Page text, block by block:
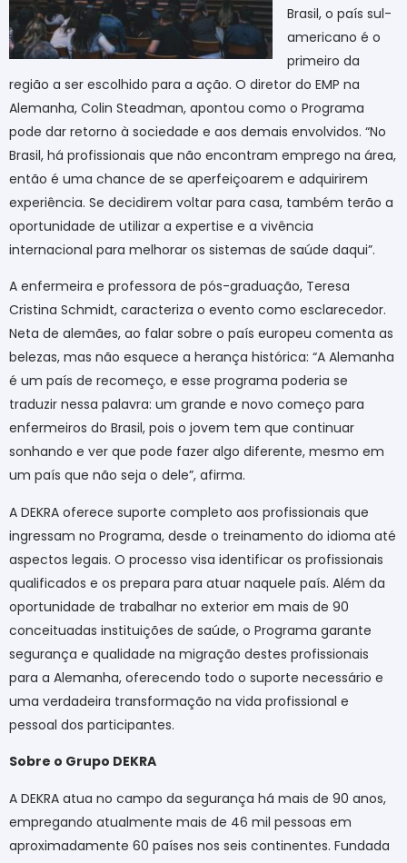
Brasil, o país sul-
americano é o
primeiro da
região a ser escolhido para a ação. O diretor do EMP na
Alemanha, Colin Steadman, apontou como o Programa
pode dar retorno à sociedade e aos demais envolvidos. “No
Brasil, há profissionais que não encontram emprego na área,
então é uma chance de se aperfeiçoarem e adquirirem
experiência. Se decidirem voltar para casa, também terão a
oportunidade de utilizar a expertise e a vivência
internacional para melhorar os sistemas de saúde daqui”.
A enfermeira e professora de pós-graduação, Teresa
Cristina Schmidt, caracteriza o evento como esclarecedor.
Neta de alemães, ao falar sobre o país europeu comenta as
belezas, mas não esquece a herança histórica: “A Alemanha
é um país de recomeço, e esse programa poderia se
traduzir nessa palavra: um grande e novo começo para
enfermeiros do Brasil, pois o jovem tem que continuar
sonhando e ver que pode fazer algo diferente, mesmo em
um país que não seja o dele”, afirma.
A DEKRA oferece suporte completo aos profissionais que
ingressam no Programa, desde o treinamento do idioma até
aspectos legais. O processo visa identificar os profissionais
qualificados e os prepara para atuar naquele país. Além da
oportunidade de trabalhar no exterior em mais de 90
conceituadas instituições de saúde, o Programa garante
segurança e qualidade na migração destes profissionais
para a Alemanha, oferecendo todo o suporte necessário e
uma verdadeira transformação na vida profissional e
pessoal dos participantes.
Sobre o Grupo DEKRA
A DEKRA atua no campo da segurança há mais de 90 anos,
empregando atualmente mais de 46 mil pessoas em
aproximadamente 60 países nos seis continentes. Fundada